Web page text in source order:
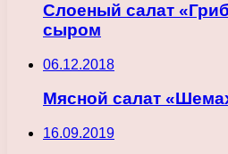
Слоеный салат
сыром
06.12.2018
Мясной салат
16.09.2019